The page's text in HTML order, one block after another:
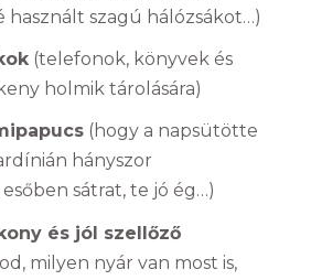
használt szagú hálózsákot…)
(telefonok, könyvek és
holmik tárolására)
(hogy a napsütötte
hányszor
sátrat, te jó ég…)
és jól szellőző
milyen nyár van most is,